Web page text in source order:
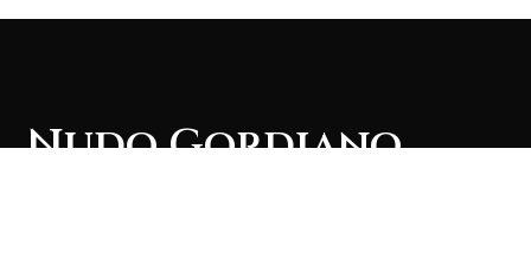
Nudo Gordiano